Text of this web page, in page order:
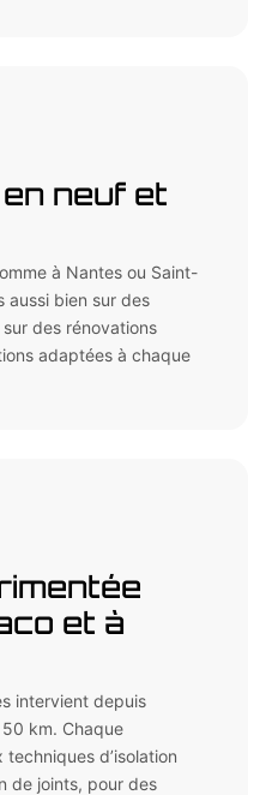
neuf et
à Nantes ou Saint-
aussi bien sur des
des rénovations
adaptées à chaque
et à
intervient depuis
km. Chaque
d’isolation
de joints, pour des